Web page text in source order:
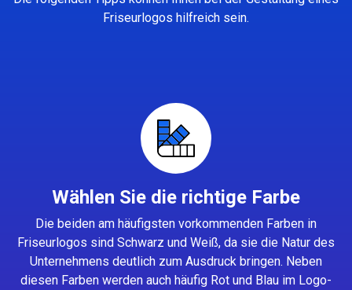
Friseurlogos hilfreich sein.
Wählen Sie die richtige Farbe
Die beiden am häufigsten vorkommenden Farben in
Friseurlogos sind Schwarz und Weiß, da sie die Natur des
Unternehmens deutlich zum Ausdruck bringen. Neben
diesen Farben werden auch häufig Rot und Blau im Logo-